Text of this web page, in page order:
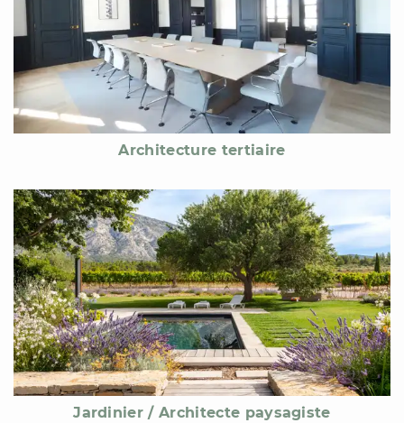
Architecture tertiaire
Jardinier / Architecte paysagiste